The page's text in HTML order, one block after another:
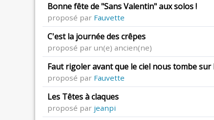
Bonne fête de "Sans Valentin" aux solos !
proposé par Fauvette
C'est la journée des crêpes
proposé par un(e) ancien(ne)
Faut rigoler avant que le ciel nous tombe sur
proposé par Fauvette
Les Têtes à claques
proposé par jeanpi